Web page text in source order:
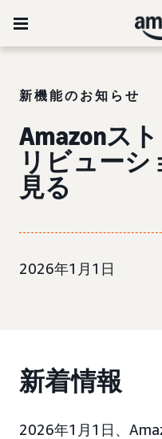
新機能のお知らせ
Amazonス
リビューシ
見る
2026年1月1日
新着情報
2026年1月1日、